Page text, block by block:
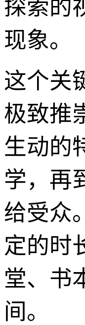
探索的
现象。
这个关
极致推
生动的
学，再
给受众
定的时
堂、书
间。